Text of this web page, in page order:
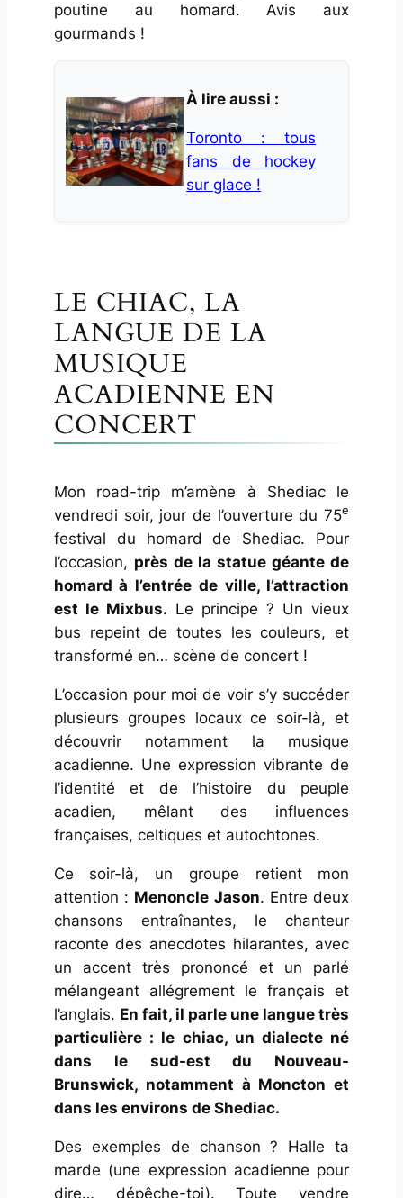
poutine au homard. Avis aux
gourmands !
À lire aussi :
Toronto : tous
fans de hockey
sur glace !
LE CHIAC, LA
LANGUE DE LA
MUSIQUE
ACADIENNE EN
CONCERT
Mon road-trip m’amène à Shediac le
vendredi soir, jour de l’ouverture du 75e
festival du homard de Shediac. Pour
l’occasion, près de la statue géante de
homard à l’entrée de ville, l’attraction
est le Mixbus. Le principe ? Un vieux
bus repeint de toutes les couleurs, et
transformé en… scène de concert !
L’occasion pour moi de voir s’y succéder
plusieurs groupes locaux ce soir-là, et
découvrir notamment la musique
acadienne. Une expression vibrante de
l’identité et de l’histoire du peuple
acadien, mêlant des influences
françaises, celtiques et autochtones.
Ce soir-là, un groupe retient mon
attention : Menoncle Jason. Entre deux
chansons entraînantes, le chanteur
raconte des anecdotes hilarantes, avec
un accent très prononcé et un parlé
mélangeant allégrement le français et
l’anglais. En fait, il parle une langue très
particulière : le chiac, un dialecte né
dans le sud-est du Nouveau-
Brunswick, notamment à Moncton et
dans les environs de Shediac.
Des exemples de chanson ? Halle ta
marde (une expression acadienne pour
dire… dépêche-toi).Toute vendre